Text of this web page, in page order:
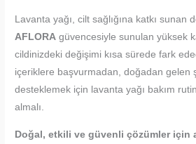
Lavanta yağı, cilt sağlığına katkı sunan
AFLORA güvencesiyle sunulan yüksek
cildinizdeki değişimi kısa sürede fark
içeriklere başvurmadan, doğadan gelen
desteklemek için lavanta yağı bakım
almalı.
Doğal, etkili ve güvenli çözümler için